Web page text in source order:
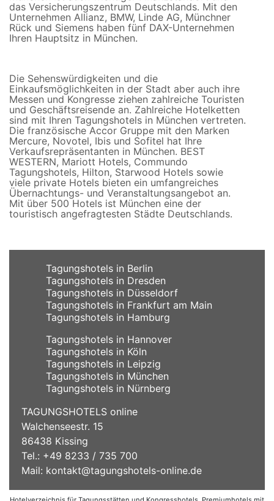
das Versicherungszentrum Deutschlands. Mit den
Unternehmen Allianz, BMW, Linde AG, Münchner
Rück und Siemens haben fünf DAX-Unternehmen
Ihren Hauptsitz in München.
Die Sehenswürdigkeiten und die
Einkaufsmöglichkeiten in der Stadt aber auch ihre
Messen und Kongresse ziehen zahlreiche Touristen
und Geschäftsreisende an. Zahlreiche Hotelketten
sind mit Ihren Tagungshotels in München vertreten.
Die französische Accor Gruppe mit den Marken
Mercure, Novotel, Ibis und Sofitel hat Ihre
Verkaufsrepräsentanten in München. BEST
WESTERN, Mariott Hotels, Commundo
Tagungshotels, Hilton, Starwood Hotels sowie
viele private Hotels bieten ein umfangreiches
Übernachtungs- und Veranstaltungsangebot an.
Mit über 500 Hotels ist München eine der
touristisch angefragtesten Städte Deutschlands.
Tagungshotels in Berlin
Tagungshotels in Dresden
Tagungshotels in Düsseldorf
Tagungshotels in Frankfurt am Main
Tagungshotels in Hamburg
Tagungshotels in Hannover
Tagungshotels in Köln
Tagungshotels in Leipzig
Tagungshotels in München
Tagungshotels in Nürnberg
TAGUNGSHOTELS online
Walchenseestr. 15
86438 Kissing
Tel.: +49 8233 / 735 700
Mail: kontakt@tagungshotels-online.de